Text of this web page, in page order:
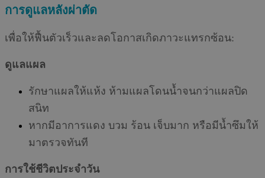
การดูแลหลังผ่าตัด
เพื่อให้ฟื้นตัวเร็วและลดโอกาสเกิดภาวะแทรกซ้อน:
ดูแลแผล
รักษาแผลให้แห้ง ห้ามแผลโดนน้ำจนกว่าแผลปิด
สนิท
หากมีอาการแดง บวม ร้อน เจ็บมาก หรือมีน้ำซึมให้
มาตรวจทันที
การใช้ชีวิตประจำวัน